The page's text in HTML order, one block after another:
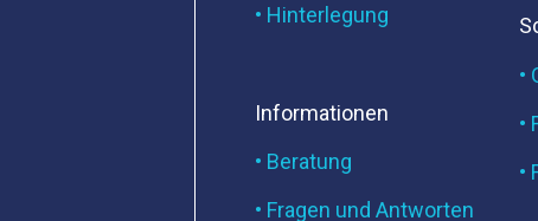
• Hinterlegung
Informationen
• Beratung
• Fragen und Antworten
•
•
•